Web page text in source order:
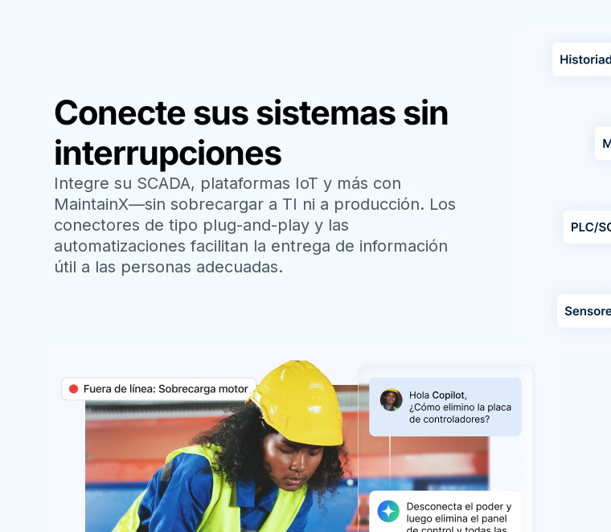
Conecte sus sistemas sin
interrupciones
Integre su SCADA, plataformas IoT y más con
MaintainX—sin sobrecargar a TI ni a producción. Los
conectores de tipo plug-and-play y las
automatizaciones facilitan la entrega de información
útil a las personas adecuadas.